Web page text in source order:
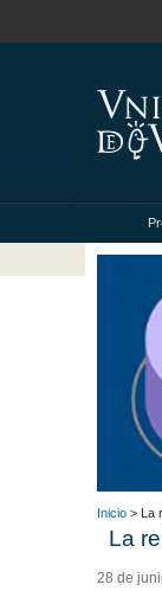
Inicio > La
La
28 de